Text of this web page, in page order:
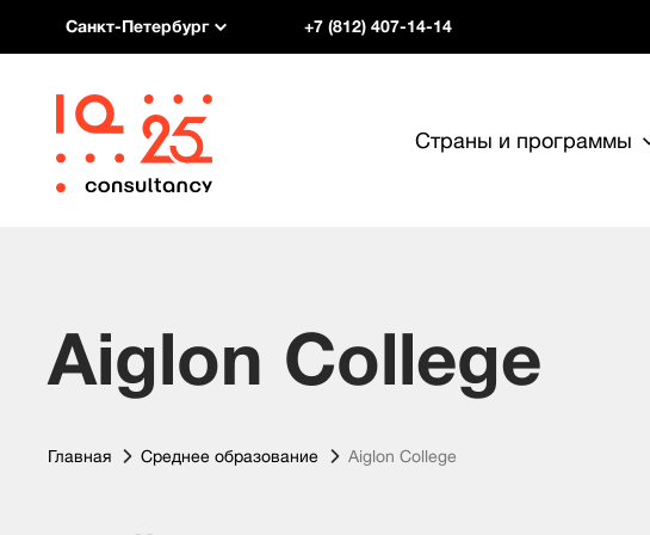
Санкт-Петербург +7 (812) 407-14-14
Страны и программы
Aiglon College
Главная Среднее образование Aiglon College